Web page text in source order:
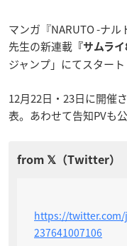
マンガ『NARUTO -ナ
先生の新連載 『サムラ
ジャンプ」にてスタート
12月22日・23日に開催
表。あわせて告知PVも
https://
237641007106